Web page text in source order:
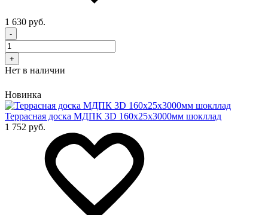
1 630 руб.
-
+
Нет в наличии
Новинка
Террасная доска МДПК 3D 160x25х3000мм шокллад
1 752 руб.